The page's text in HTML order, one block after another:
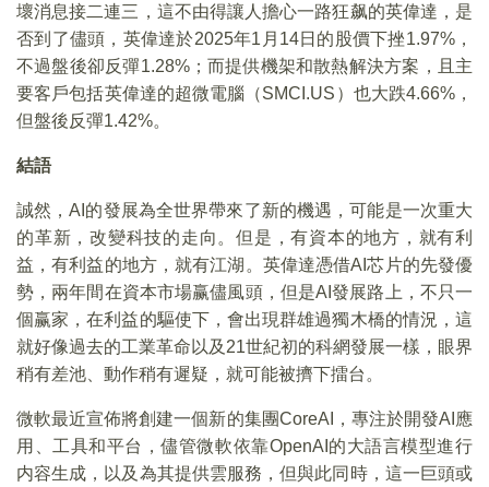
壞消息接二連三，這不由得讓人擔心一路狂飙的英偉達，是
否到了儘頭，英偉達於2025年1月14日的股價下挫1.97%，
不過盤後卻反彈1.28%；而提供機架和散熱解決方案，且主
要客戶包括英偉達的超微電腦（SMCI.US）也大跌4.66%，
但盤後反彈1.42%。
結語
誠然，AI的發展為全世界帶來了新的機遇，可能是一次重大
的革新，改變科技的走向。但是，有資本的地方，就有利
益，有利益的地方，就有江湖。英偉達憑借AI芯片的先發優
勢，兩年間在資本市場赢儘風頭，但是AI發展路上，不只一
個赢家，在利益的驅使下，會出現群雄過獨木橋的情況，這
就好像過去的工業革命以及21世紀初的科網發展一樣，眼界
稍有差池、動作稍有遲疑，就可能被擠下擂台。
微軟最近宣佈將創建一個新的集團CoreAI，專注於開發AI應
用、工具和平台，儘管微軟依靠OpenAI的大語言模型進行
内容生成，以及為其提供雲服務，但與此同時，這一巨頭或